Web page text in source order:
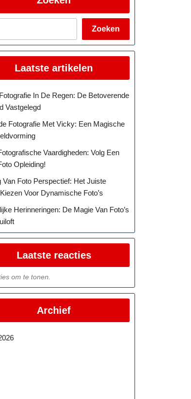
Zoeken
Laatste artikelen
In De Regen: De Betoverende
Vastgelegd
Fotografie Met Vicky: Een Magische
Vaardigheden: Volg Een
Opleiding!
Van Foto Perspectief: Het Juiste
Voor Dynamische Foto’s
Herinneringen: De Magie Van Foto’s
Laatste reacties
om te tonen.
Archief